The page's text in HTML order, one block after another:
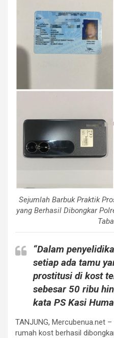
Sejumlah Barbuk Praktik
yang Berhasil Dibongkar
“Dalam
setiap ada tamu
prostitusi di kost
sebesar 50 ribu
kata PS Kasi
TANJUNG, Mercubenua.net
rumah kost berhasil